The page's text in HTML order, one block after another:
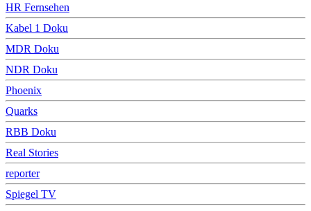
HR Fernsehen
Kabel 1 Doku
MDR Doku
NDR Doku
Phoenix
Quarks
RBB Doku
Real Stories
reporter
Spiegel TV